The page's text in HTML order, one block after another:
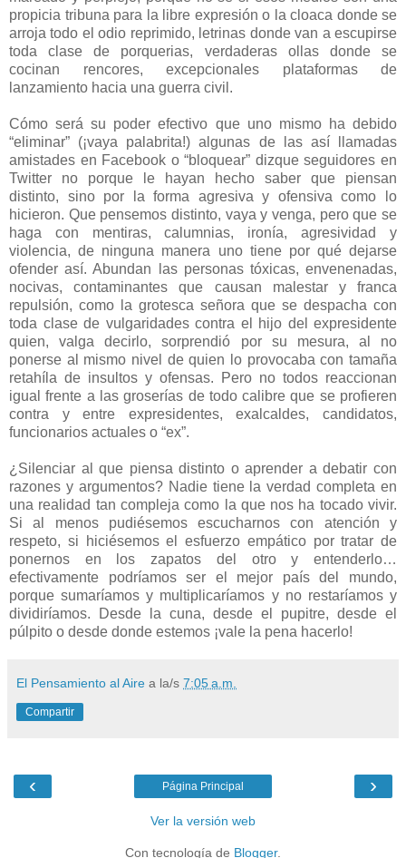
propicia tribuna para la libre expresión o la cloaca donde se
arroja todo el odio reprimido, letrinas donde van a escupirse
toda clase de porquerias, verdaderas ollas donde se
cocinan rencores, excepcionales plataformas de
lanzamiento hacia una guerra civil.
Cómo será su poder efectivo que uno mismo ha debido
“eliminar” (¡vaya palabrita!) algunas de las así llamadas
amistades en Facebook o “bloquear” dizque seguidores en
Twitter no porque le hayan hecho saber que piensan
distinto, sino por la forma agresiva y ofensiva como lo
hicieron. Que pensemos distinto, vaya y venga, pero que se
haga con mentiras, calumnias, ironía, agresividad y
violencia, de ninguna manera uno tiene por qué dejarse
ofender así. Abundan las personas tóxicas, envenenadas,
nocivas, contaminantes que causan malestar y franca
repulsión, como la grotesca señora que se despacha con
toda clase de vulgaridades contra el hijo del expresidente
quien, valga decirlo, sorprendió por su mesura, al no
ponerse al mismo nivel de quien lo provocaba con tamaña
retahíla de insultos y ofensas. Pero no todos reaccionan
igual frente a las groserías de todo calibre que se profieren
contra y entre expresidentes, exalcaldes, candidatos,
funcionarios actuales o “ex”.
¿Silenciar al que piensa distinto o aprender a debatir con
razones y argumentos? Nadie tiene la verdad completa en
una realidad tan compleja como la que nos ha tocado vivir.
Si al menos pudiésemos escucharnos con atención y
respeto, si hiciésemos el esfuerzo empático por tratar de
ponernos en los zapatos del otro y entenderlo…
efectivamente podríamos ser el mejor país del mundo,
porque sumaríamos y multiplicaríamos y no restaríamos y
dividiríamos. Desde la cuna, desde el pupitre, desde el
púlpito o desde donde estemos ¡vale la pena hacerlo!
El Pensamiento al Aire a la/s 7:05 a.m.
Compartir
‹ ›
Página Principal
Ver la versión web
Con tecnología de Blogger.